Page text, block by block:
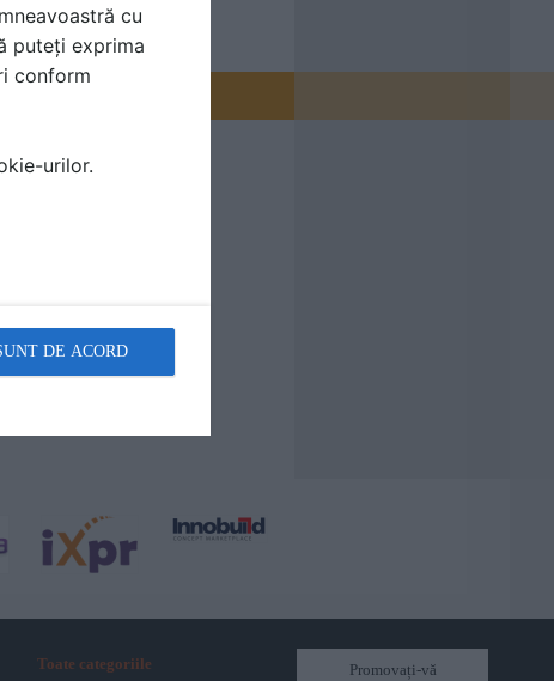
Toate categoriile
Promovați-vă
cu
puteți exprima
conform
urilor.
DE ACORD